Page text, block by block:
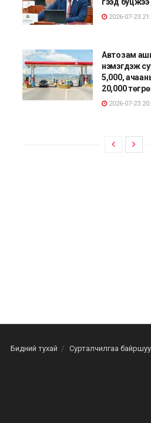
гээд буцжээ
2026-07-23
Автозам
нэмэгдэж
5,000,
20,000
2026-07-23
Бидний тухай Сурталчилгаа